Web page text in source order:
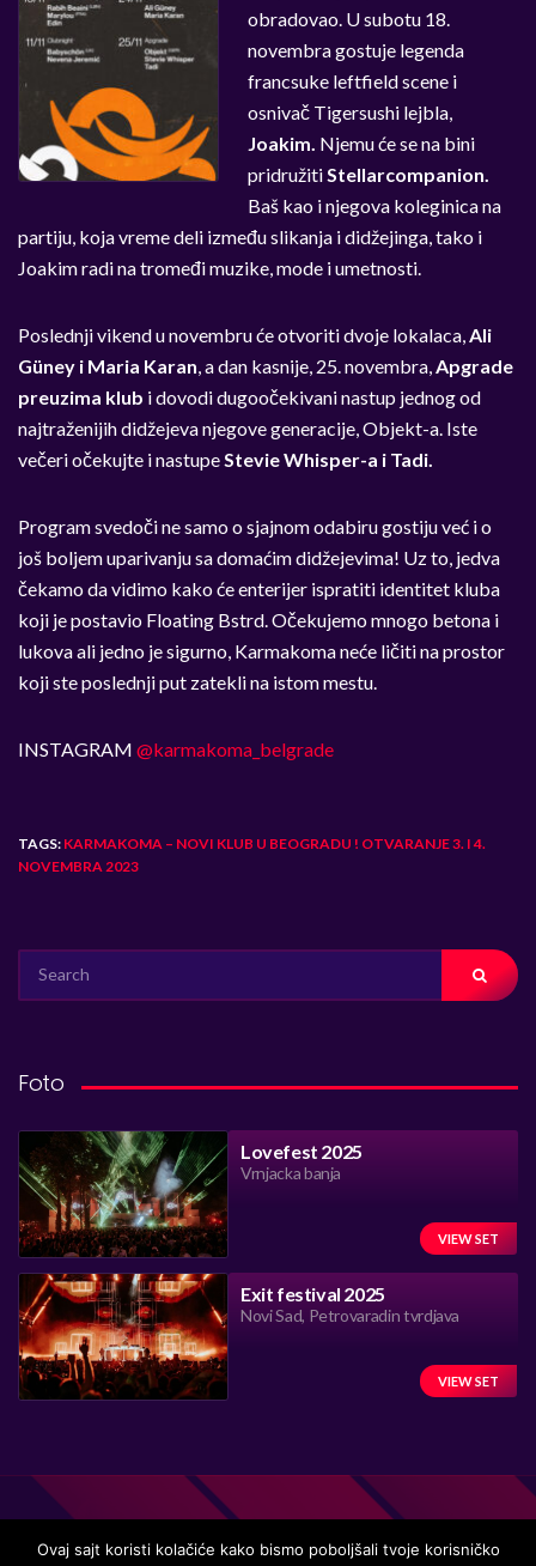
obradovao. U subotu 18.
novembra gostuje legenda
francsuke leftfield scene i
osnivač Tigersushi lejbla,
Joakim. Njemu će se na bini
pridružiti Stellarcompanion.
Baš kao i njegova koleginica na
partiju, koja vreme deli između slikanja i didžejinga, tako i
Joakim radi na tromeđi muzike, mode i umetnosti.
Poslednji vikend u novembru će otvoriti dvoje lokalaca, Ali
Güney i Maria Karan , a dan kasnije, 25. novembra, Apgrade
preuzima klub i dovodi dugoočekivani nastup jednog od
najtraženijih didžejeva njegove generacije, Objekt-a. Iste
večeri očekujte i nastupe Stevie Whisper-a i Tadi.
Program svedoči ne samo o sjajnom odabiru gostiju već i o
još boljem uparivanju sa domaćim didžejevima! Uz to, jedva
čekamo da vidimo kako će enterijer ispratiti identitet kluba
koji je postavio Floating Bstrd. Očekujemo mnogo betona i
lukova ali jedno je sigurno, Karmakoma neće ličiti na prostor
koji ste poslednji put zatekli na istom mestu.
INSTAGRAM @karmakoma_belgrade
TAGS: KARMAKOMA – NOVI KLUB U BEOGRADU ! OTVARANJE 3. I 4.
NOVEMBRA 2023
FOR:
Foto
Lovefest 2025
Vrnjacka banja
VIEW SET
Exit festival 2025
Novi Sad, Petrovaradin tvrdjava
VIEW SET
Ovaj sajt koristi kolačiće kako bismo poboljšali tvoje korisničko